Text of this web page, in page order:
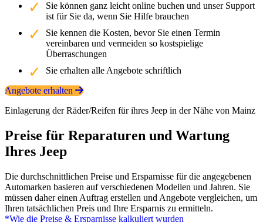
Sie können ganz leicht online buchen und unser Support
ist für Sie da, wenn Sie Hilfe brauchen
Sie kennen die Kosten, bevor Sie einen Termin
vereinbaren und vermeiden so kostspielige
Überraschungen
Sie erhalten alle Angebote schriftlich
Angebote erhalten
Einlagerung der Räder/Reifen für ihres Jeep in der Nähe von Mainz
Preise für Reparaturen und Wartung
Ihres Jeep
Die durchschnittlichen Preise und Ersparnisse für die angegebenen
Automarken basieren auf verschiedenen Modellen und Jahren. Sie
müssen daher einen Auftrag erstellen und Angebote vergleichen, um
Ihren tatsächlichen Preis und Ihre Ersparnis zu ermitteln.
*Wie die Preise & Ersparnisse kalkuliert wurden